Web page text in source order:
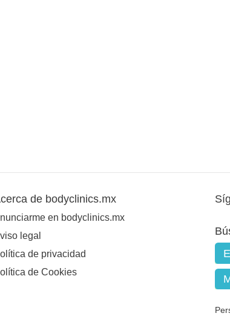
de bodyclinics.mx
en bodyclinics.mx
legal
de privacidad
de Cookies